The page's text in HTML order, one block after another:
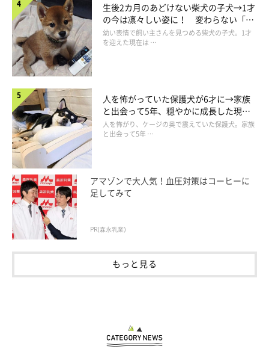
生後2カ月のあどけない柴犬の子犬→1才
の今は凛々しい姿に！ 変わらない「く
りくりおめめ」にもほっこり
幼い表情で飼い主さんを見つめる柴犬の子犬。1才
を迎えた現在は …
人を怖がっていた保護犬が6才に→家族
と出会って5年、穏やかに成長した現在
の姿にグッとくる
人を怖がり、ケージの奥で震えていた保護犬。家族
と出会って5年 …
アマゾンで大人気！血圧対策はコーヒーに
足してみて
PR(森永乳業)
もっと見る